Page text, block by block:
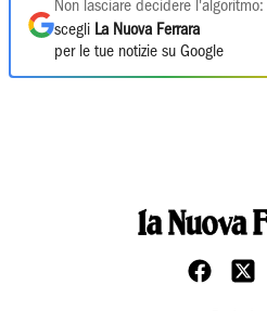
Non lasciare decidere l'algoritmo:
scegli La Nuova Ferrara
per le tue notizie su Google